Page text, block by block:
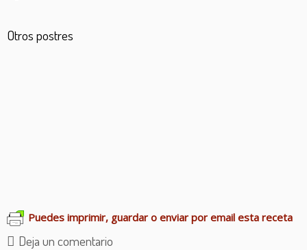
Otros postres
Puedes imprimir, guardar o enviar por email esta receta
Deja un comentario